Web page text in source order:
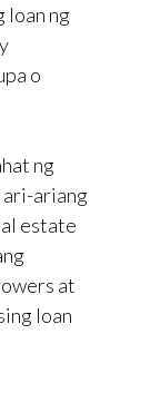
loan ng
o
ng
ari-ariang
estate
at
loan